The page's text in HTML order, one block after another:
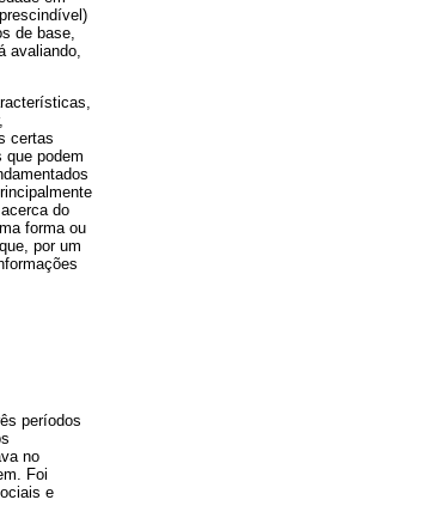
de base,
avaliando,
certas
podem
do
forma ou
por um
períodos
no
Foi
e